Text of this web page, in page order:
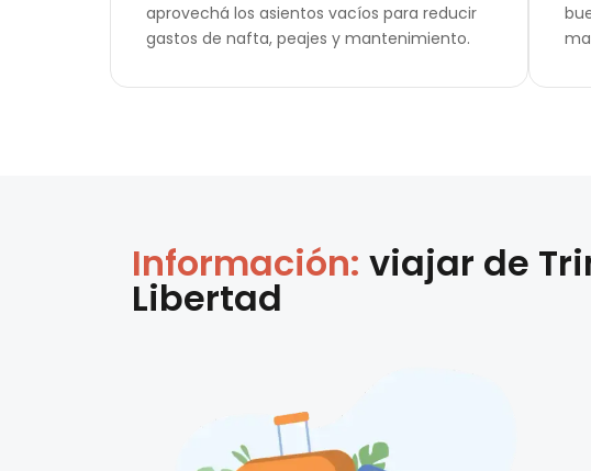
aprovechá los asientos vacíos para reducir
gastos de nafta, peajes y mantenimiento.
Información: viajar de
Libertad